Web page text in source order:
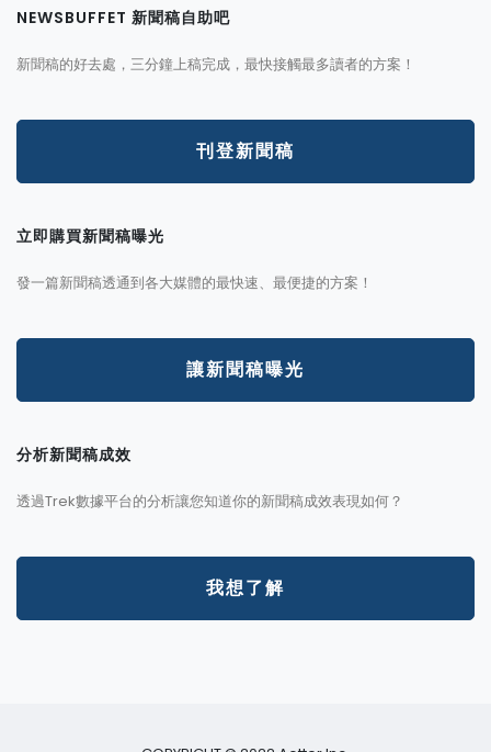
NEWSBUFFET 新聞稿自助吧
新聞稿的好去處，三分鐘上稿完成，最快接觸最多讀者的方案！
刊登新聞稿
立即購買新聞稿曝光
發一篇新聞稿透通到各大媒體的最快速、最便捷的方案！
讓新聞稿曝光
分析新聞稿成效
透過Trek數據平台的分析讓您知道你的新聞稿成效表現如何？
我想了解